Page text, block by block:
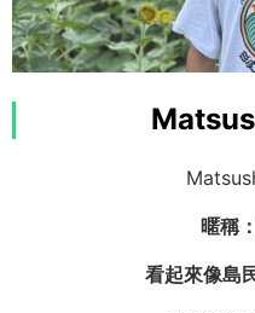
希望客人也能感受到當
在行程中，我會從輕鬆
客人體驗平常難以接觸
暱稱
看起來像島